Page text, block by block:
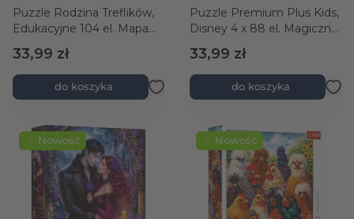
Puzzle Rodzina Treflików,
Edukacyjne 104 el. Mapa
świata ze zwierzętami /
World Map with Animals
33,99 zł
do koszyka
Puzzle Premium Plus Kids,
Disney 4 x 88 el. Magiczne
momenty + kolekcjonerski
plakat
33,99 zł
do koszyka
☆ Nowość ☆ Nowość